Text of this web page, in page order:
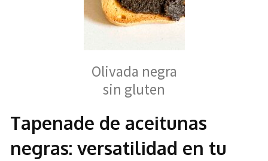
Olivada negra
sin gluten
Tapenade de aceitunas
negras: versatilidad en tu